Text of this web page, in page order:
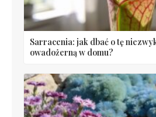
Sarracenia: jak dbać o tę
owadożerną w domu?